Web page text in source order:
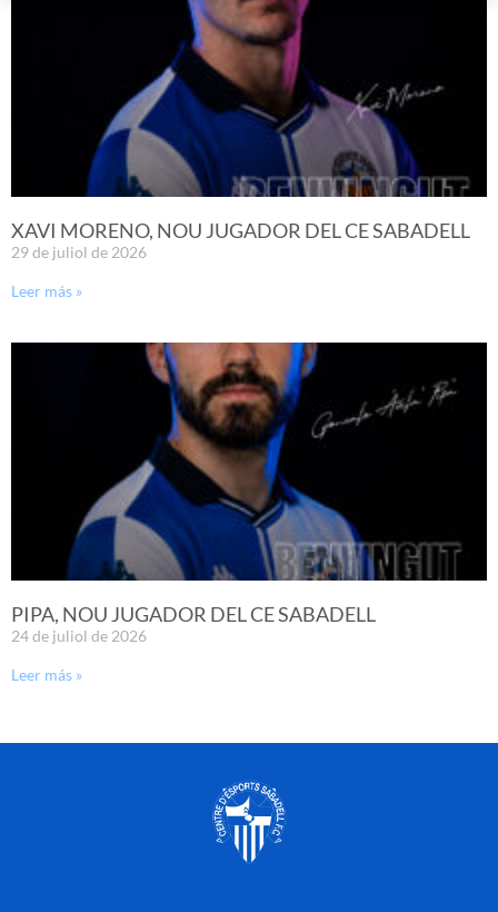
XAVI MORENO, NOU JUGADOR DEL CE SABADELL
29 de juliol de 2026
Leer más »
PIPA, NOU JUGADOR DEL CE SABADELL
24 de juliol de 2026
Leer más »